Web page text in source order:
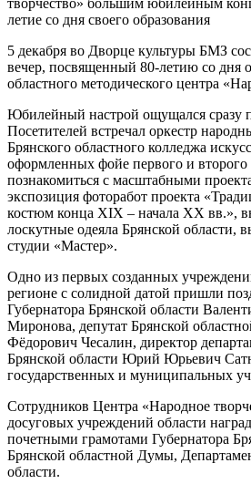
творчество» большим юбилейным
летие со дня своего образования
5 декабря во Дворце культуры БМЗ
вечер, посвященный 80-летию со дня
областного методического центра
Юбилейный настрой ощущался сразу
Посетителей встречал оркестр
Брянского областного колледжа
оформленных фойе первого и второго
познакомиться с масштабными
экспозиция фоторабот проекта
костюм конца XIX – начала XX вв.»,
лоскутные одеяла Брянской области,
студии «Мастер».
Одно из первых созданных
регионе с солидной датой пришли
Губернатора Брянской области
Миронова, депутат Брянской
Фёдорович Чесалин, директор
Брянской области Юрий Юрьевич
государственных и муниципальных
Сотрудников Центра «Народное
досуговых учреждений области
почетными грамотами Губернатора
Брянской областной Думы,
области.